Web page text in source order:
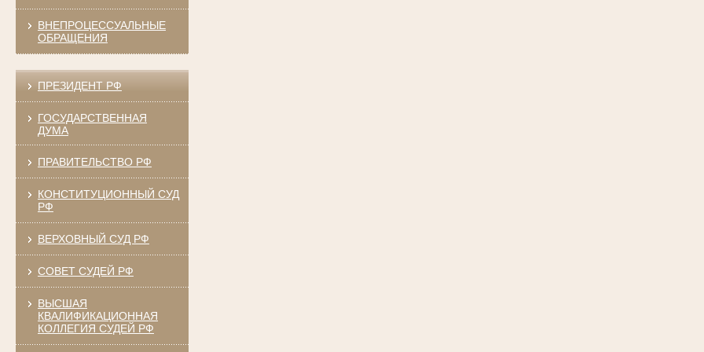
ВНЕПРОЦЕССУАЛЬНЫЕ
ОБРАЩЕНИЯ
ПРЕЗИДЕНТ РФ
ГОСУДАРСТВЕННАЯ
ДУМА
ПРАВИТЕЛЬСТВО РФ
КОНСТИТУЦИОННЫЙ СУД
РФ
ВЕРХОВНЫЙ СУД РФ
СОВЕТ СУДЕЙ РФ
ВЫСШАЯ
КВАЛИФИКАЦИОННАЯ
КОЛЛЕГИЯ СУДЕЙ РФ